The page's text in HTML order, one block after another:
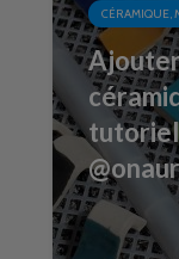
CÉRAMIQUE,